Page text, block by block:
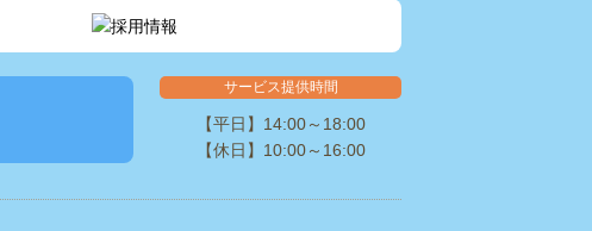
サービス提供時間
【平日】14:00～18:00
【休日】10:00～16:00